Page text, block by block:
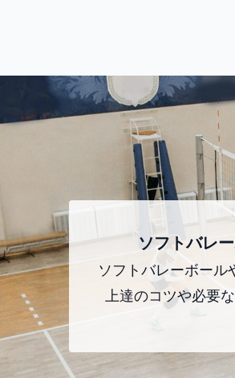
ソフトバレ
ソフトバレーボール
上達のコツや必要